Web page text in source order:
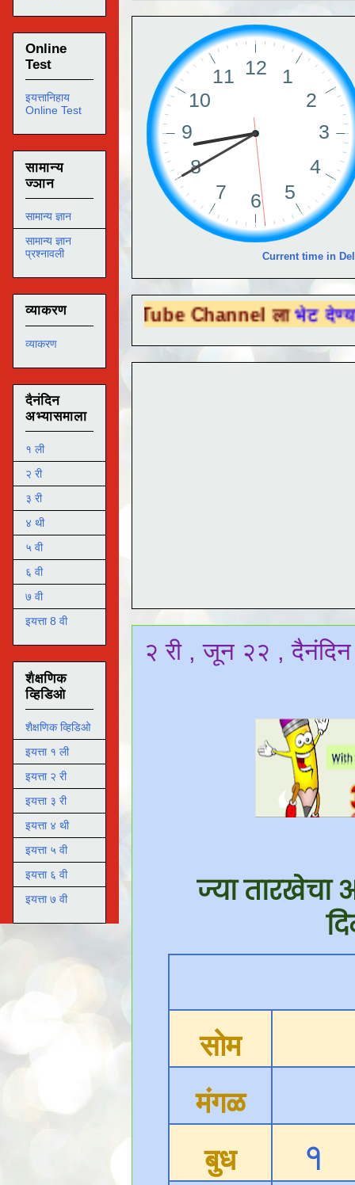
Current time in
You Tube Channel लाभेट देण्यासाठी येथे
२ री , जून २२ , दैनंदिन
ज्या तारखेचा
सोम
मंगळ
बुध
१
Online
Test
इयत्तानिहाय
Online Test
सामान्य
ज्ञान
सामान्य ज्ञान
सामान्य ज्ञान
प्रश्नावली
व्याकरण
व्याकरण
दैनंदिन
अभ्यासमाला
१ ली
२ री
३ री
४ थी
५ वी
६ वी
७ वी
इयत्ता 8 वी
शैक्षणिक
व्हिडिओ
शैक्षणिक व्हिडिओ
इयत्ता १ ली
इयत्ता २ री
इयत्ता ३ री
इयत्ता ४ थी
इयत्ता ५ वी
इयत्ता ६ वी
इयत्ता ७ वी